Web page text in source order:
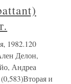
1982.120
Делон,
Андреа
и